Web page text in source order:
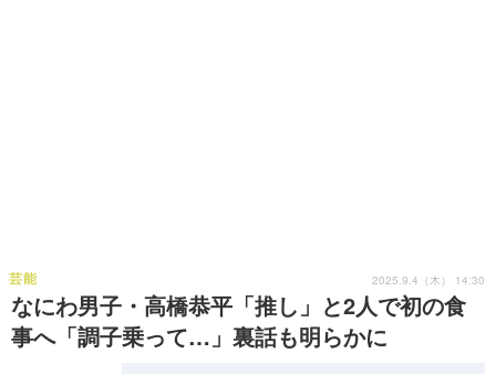
なにわ男子・高橋恭平「推し」と2人で初の食
事へ「調子乗って…」裏話も明らかに
芸能 2025.9.4（木） 14:30